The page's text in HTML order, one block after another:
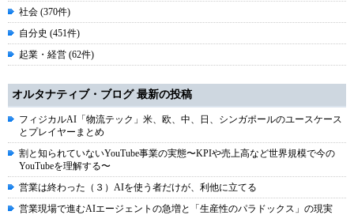
社会 (370件)
自分史 (451件)
起業・経営 (62件)
オルタナティブ・ブログ 最新の投稿
フィジカルAI「物流テック」米、欧、中、日、シンガポールのユースケース
とプレイヤーまとめ
割と知られていないYouTube事業の実態〜KPIや売上高など世界規模で今の
YouTubeを理解する〜
営業は終わった（３）AIを使う者だけが、利他に立てる
営業現場で進むAIエージェントの急増と「生産性のパラドックス」の現実